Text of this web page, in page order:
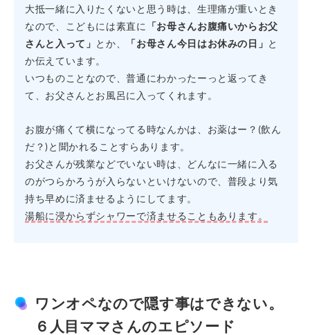
大抵一緒に入りたくないと思う時は、生理痛が重いとき
なので、こどもには素直に
「お母さんお腹痛いからお父
さんと入って」 とか、 「お母さん今日はお休みの日」 と
か伝えています。
いつものことなので、普通にわかったーっと返ってき
て、お父さんとお風呂に入ってくれます。
お腹が痛くて横になってる時なんかは、お薬はー？(飲ん
だ？)と聞かれることすらあります。
お父さんが残業などでいない時は、どんなに一緒に入る
のがつらかろうが入らないといけないので、普段より気
持ち早めに済ませるようにしてます。
湯船に浸からずシャワーで済ませることもあります。
ワンオペなので隠す事はできない。
６人目ママさんのエピソード